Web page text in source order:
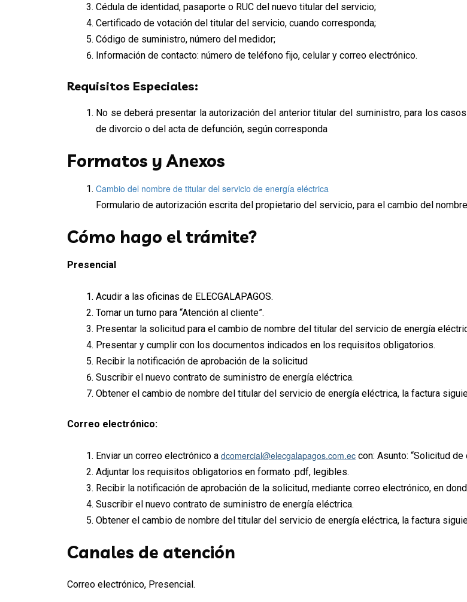
Cédula de identidad, pasaporte o RUC del nuevo titular del servicio;
Certificado de votación del titular del servicio, cuando corresponda;
Código de suministro, número del medidor;
Información de contacto: número de teléfono fijo, celular y correo electrónico.
Requisitos Especiales:
No se deberá presentar la autorización del anterior titular del suministro, para los
de divorcio o del acta de defunción, según corresponda
Formatos y Anexos
Cambio del nombre de titular del servicio de energía eléctrica
Formulario de autorización escrita del propietario del servicio, para el cambio del
Cómo hago el trámite?
Presencial
Acudir a las oficinas de ELECGALAPAGOS.
Tomar un turno para “Atención al cliente”.
Presentar la solicitud para el cambio de nombre del titular del servicio de energía
Presentar y cumplir con los documentos indicados en los requisitos obligatorios.
Recibir la notificación de aprobación de la solicitud
Suscribir el nuevo contrato de suministro de energía eléctrica.
Obtener el cambio de nombre del titular del servicio de energía eléctrica, la factura
Correo electrónico:
Enviar un correo electrónico a dcomercial@elecgalapagos.com.ec con: Asunto: “Solicitud
Adjuntar los requisitos obligatorios en formato .pdf, legibles.
Recibir la notificación de aprobación de la solicitud, mediante correo electrónico, en
Suscribir el nuevo contrato de suministro de energía eléctrica.
Obtener el cambio de nombre del titular del servicio de energía eléctrica, la factura
Canales de atención
Correo electrónico, Presencial.